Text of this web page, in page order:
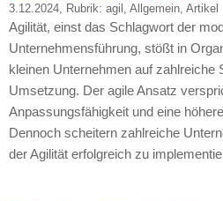
3.12.2024, Rubrik: agil , Allgemein, Artikel
Agilität, einst das Schlagwort der
Unternehmensführung, stößt in
kleinen Unternehmen auf zahlreiche
Umsetzung. Der agile Ansatz
Anpassungsfähigkeit und eine
Dennoch scheitern zahlreiche
der Agilität erfolgreich zu